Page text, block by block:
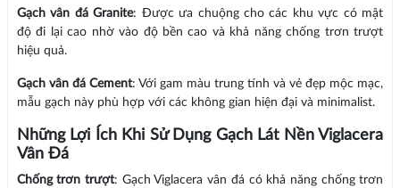
Gạch vân đá Granite: Được ưa chuộng cho các khu vực có mật
độ đi lại cao nhờ vào độ bền cao và khả năng chống trơn trượt
hiệu quả.
Gạch vân đá Cement: Với gam màu trung tính và vẻ đẹp mộc mạc,
mẫu gạch này phù hợp với các không gian hiện đại và minimalist.
Những Lợi Ích Khi Sử Dụng Gạch Lát Nền Viglacera
Vân Đá
Chống trơn trượt: Gạch Viglacera vân đá có khả năng chống trơn